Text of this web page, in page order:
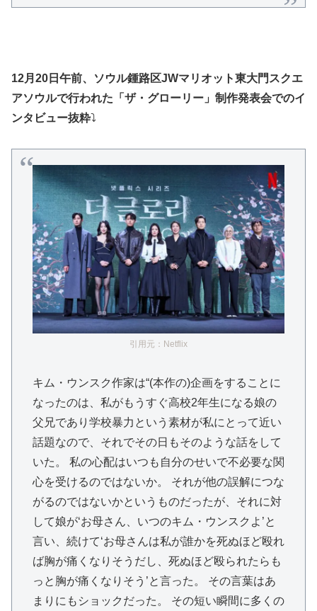
12月20日午前、ソウル鍾路区JWマリオット東大門スクエ
アソウルで行われた「ザ・グローリー」制作発表会でのイ
ンタビュー抜粋⤵️
引用元：Netflix
キム・ウンスク作家は“(本作の)企画をすることに
なったのは、私がもうすぐ高校2年生になる娘の
父兄であり学校暴力という素材が私にとって近い
話題なので、それでその日もそのような話をして
いた。 私の心配はいつも自分のせいで不必要な関
心を受けるのではないか。 それが他の誤解につな
がるのではないかというものだったが、それに対
して娘が‘お母さん、いつのキム・ウンスクよ’と
言い、続けて‘お母さんは私が誰かを死ぬほど殴れ
ば胸が痛くなりそうだし、死ぬほど殴られたらも
っと胸が痛くなりそう’と言った。 その言葉はあ
まりにもショックだった。 その短い瞬間に多くの